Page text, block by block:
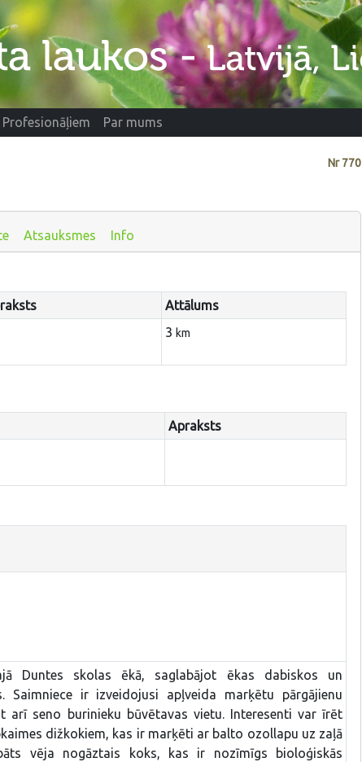
Profesionāļiem Par mums
Nr770
Atsauksmes Info
Attālums
3 km
Apraksts
Duntes skolas ēkā, saglabājot ēkas dabiskos un
Saimniece ir izveidojusi apļveida marķētu pārgājienu
arī seno burinieku būvētavas vietu. Interesenti var īrēt
dižkokiem, kas ir marķēti ar balto ozollapu uz zaļā
vēja nogāztais koks, kas ir nozīmīgs bioloģiskās